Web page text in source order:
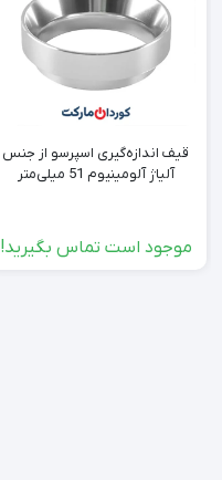
قیف اندازه‌گیری اسپرسو از جنس
آلیاژ آلومینیوم 51 میلی‌متر
موجود است تماس بگیرید!